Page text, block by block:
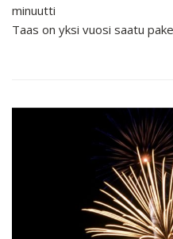
minuutti
Taas on yksi vuosi saatu